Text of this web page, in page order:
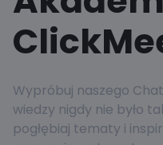
Wypróbuj naszego
wiedzy nigdy nie było
pogłębiaj tematy i